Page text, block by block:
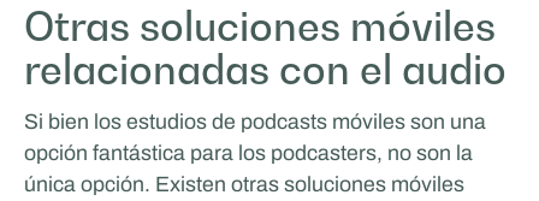
Otras soluciones móviles
relacionadas con el audio
Si bien los estudios de podcasts móviles son una
opción fantástica para los podcasters, no son la
única opción. Existen otras soluciones móviles